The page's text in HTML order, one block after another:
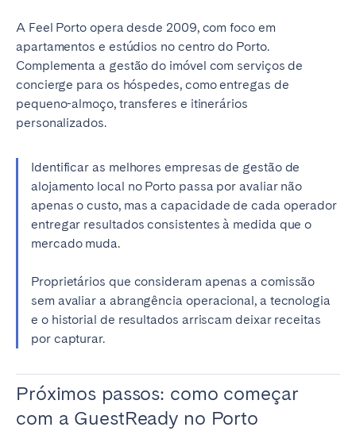
A Feel Porto opera desde 2009, com foco em
apartamentos e estúdios no centro do Porto.
Complementa a gestão do imóvel com serviços de
concierge para os hóspedes, como entregas de
pequeno-almoço, transferes e itinerários
personalizados.
Identificar as melhores empresas de gestão de
alojamento local no Porto passa por avaliar não
apenas o custo, mas a capacidade de cada operador
entregar resultados consistentes à medida que o
mercado muda.
Proprietários que consideram apenas a comissão
sem avaliar a abrangência operacional, a tecnologia
e o historial de resultados arriscam deixar receitas
por capturar.
Próximos passos: como começar
com a GuestReady no Porto